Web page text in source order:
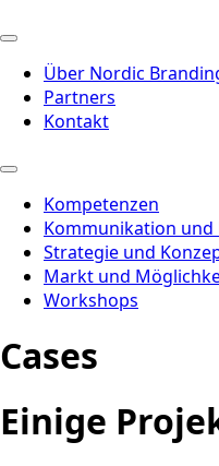
Über Nordic
Partners
Kontakt
Kompetenzen
Kommunikation
Strategie und
Markt und
Workshops
Cases
Einige